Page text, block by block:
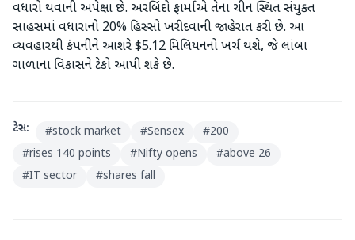
વધારો થવાની અપેક્ષા છે. અરબિંદો ફાર્માએ તેના ચીન સ્થિત સંયુક્ત
સાહસમાં વધારાનો 20% હિસ્સો ખરીદવાની જાહેરાત કરી છે. આ
વ્યવહારથી કંપનીને આશરે $5.12 મિલિયનનો ખર્ચ થશે, જે લાંબા
ગાળાના વિકાસને ટેકો આપી શકે છે.
ટેગ્સ: #stock market #Sensex #200
#rises 140 points #Nifty opens #above 26
#IT sector #shares fall